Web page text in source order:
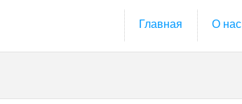
Главная О нас